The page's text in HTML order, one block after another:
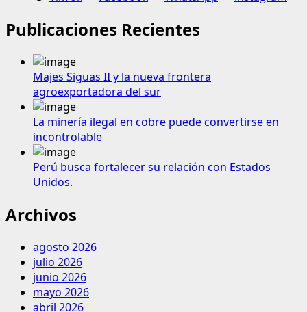
Publicaciones Recientes
Majes Siguas II y la nueva frontera
agroexportadora del sur
La minería ilegal en cobre puede convertirse en
incontrolable
Perú busca fortalecer su relación con Estados
Unidos.
Archivos
agosto 2026
julio 2026
junio 2026
mayo 2026
abril 2026